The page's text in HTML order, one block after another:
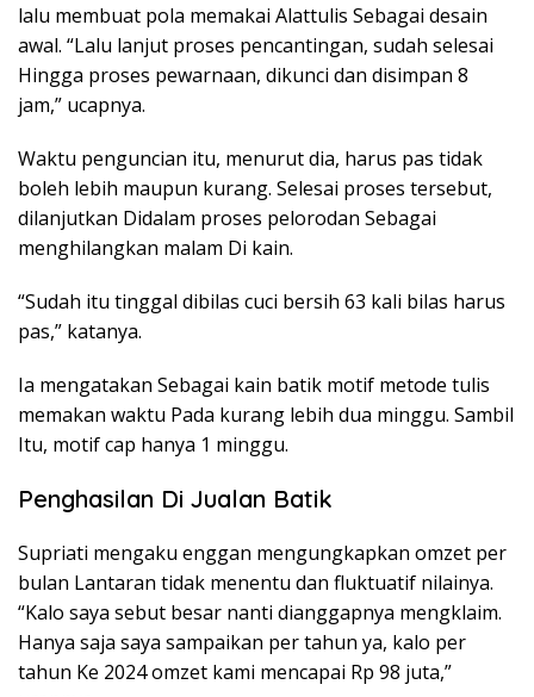
lalu membuat pola memakai Alattulis Sebagai desain
awal. “Lalu lanjut proses pencantingan, sudah selesai
Hingga proses pewarnaan, dikunci dan disimpan 8
jam,” ucapnya.
Waktu penguncian itu, menurut dia, harus pas tidak
boleh lebih maupun kurang. Selesai proses tersebut,
dilanjutkan Didalam proses pelorodan Sebagai
menghilangkan malam Di kain.
“Sudah itu tinggal dibilas cuci bersih 63 kali bilas harus
pas,” katanya.
Ia mengatakan Sebagai kain batik motif metode tulis
memakan waktu Pada kurang lebih dua minggu. Sambil
Itu, motif cap hanya 1 minggu.
Penghasilan Di Jualan Batik
Supriati mengaku enggan mengungkapkan omzet per
bulan Lantaran tidak menentu dan fluktuatif nilainya.
“Kalo saya sebut besar nanti dianggapnya mengklaim.
Hanya saja saya sampaikan per tahun ya, kalo per
tahun Ke 2024 omzet kami mencapai Rp 98 juta,”